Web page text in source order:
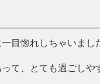
目惚れしちゃいまし
て、とても過ごしや